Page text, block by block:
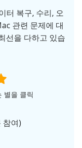
터 복구, 수리, 오
관련 문제에 대
선을 다하고 있습
별을 클릭
참여)